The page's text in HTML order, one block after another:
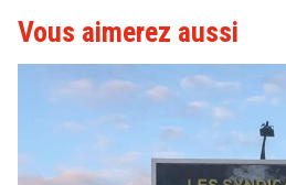
Vous aimerez aussi